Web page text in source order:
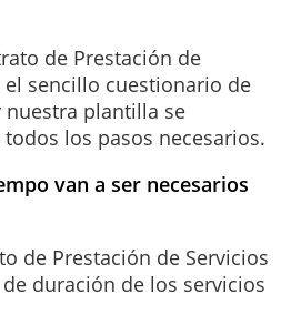
de Prestación de
sencillo cuestionario de
nuestra plantilla se
los pasos necesarios.
van a ser necesarios
de Prestación de Servicios
duración de los servicios